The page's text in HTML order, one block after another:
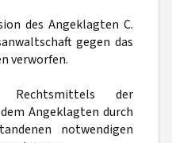
des Angeklagten C.
gegen das
verworfen.
der
Angeklagten durch
notwendigen